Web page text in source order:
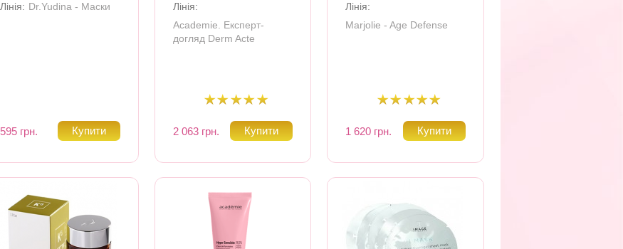
Лінія: Dr.Yudina - Маски
595 грн.
Лінія:
Academie. Експерт-
догляд Derm Acte
2 063 грн.
Лінія:
Marjolie - Age Defense
1 620 грн.